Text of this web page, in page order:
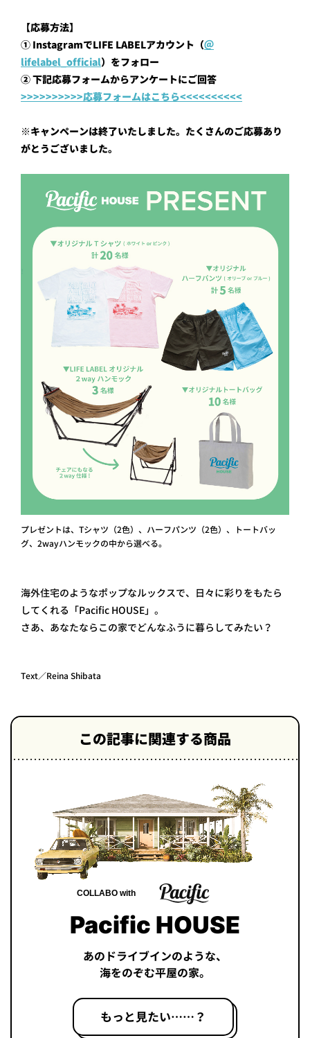
【応募方法】
① InstagramでLIFE LABELアカウント（＠
lifelabel_official）をフォロー
②下記応募フォームからアンケートにご回答
>>>>>>>>>>応募フォームはこちら<<<<<<<<<<
※キャンペーンは終了いたしました。たくさんのご応募あり
がとうございました。
プレゼントは、Tシャツ（2色）、ハーフパンツ（2色）、トートバッ
グ、2wayハンモックの中から選べる。
海外住宅のようなポップなルックスで、日々に彩りをもたら
してくれる「Pacific HOUSE」。
さあ、あなたならこの家でどんなふうに暮らしてみたい？
Text／Reina Shibata
この記事に関連する商品
COLLABO with
Pacific HOUSE
あのドライブインのような、
海をのぞむ平屋の家。
もっと見たい……？